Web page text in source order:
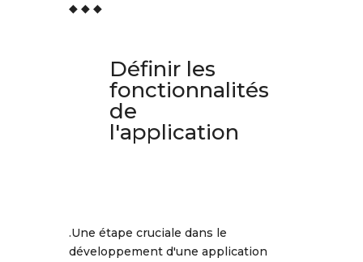
◆ ◆ ◆
Définir les
fonctionnalités
de
l'application
.Une étape cruciale dans le
développement d'une application